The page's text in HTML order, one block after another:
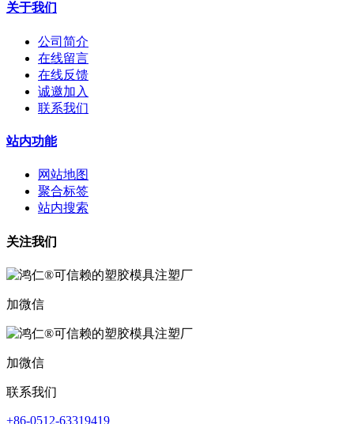
关于我们
公司简介
在线留言
在线反馈
诚邀加入
联系我们
站内功能
网站地图
聚合标签
站内搜索
关注我们
加微信
加微信
联系我们
+86-0512-63319419